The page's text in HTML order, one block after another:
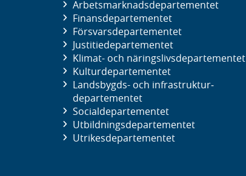
Arbetsmarknads­departementet
Finans­departementet
Försvars­departementet
Justitie­departementet
Klimat- och näringslivs­departementet
Kultur­departementet
Landsbygds- och infrastruktur­
departementet
Social­departementet
Utbildnings­departementet
Utrikes­departementet